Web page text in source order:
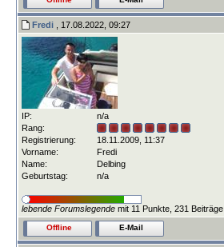
Fredi , 17.08.2022, 09:27
IP:
n/a
Rang:
Registrierung:
18.11.2009, 11:37
Vorname:
Fredi
Name:
Delbing
Geburtstag:
n/a
lebende Forumslegende mit 11 Punkte, 231 Beiträge
Offline E-Mail